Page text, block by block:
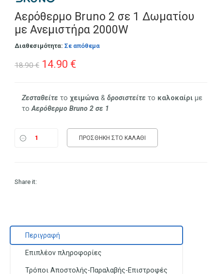
Αερόθερμο Bruno 2 σε 1 Δωματίου
με Ανεμιστήρα 2000W
Διαθεσιμότητα:Σε απόθεμα
18.90€ Original
was:
18.90 €.
14.90 €Η
τιμή
είναι:
14.90 €.
Ζεσταθείτε τοχειμώνα &δροσιστείτε το καλοκαίρι με
τοΑερόθερμο Bruno 2 σε 1
ΠΡΟΣΘΉΚΗ ΣΤΟ ΚΑΛΆΘΙ
Share it:
Περιγραφή
Επιπλέον πληροφορίες
Τρόποι Αποστολής-Παραλαβής-Επιστροφές